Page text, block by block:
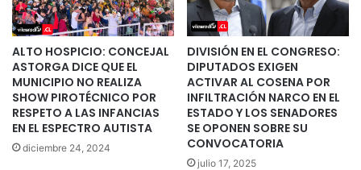
ALTO HOSPICIO: CONCEJAL
ASTORGA DICE QUE EL
MUNICIPIO NO REALIZA
SHOW PIROTÉCNICO POR
RESPETO A LAS INFANCIAS
EN EL ESPECTRO AUTISTA
diciembre 24, 2024
DIVISIÓN EN EL CONGRESO:
DIPUTADOS EXIGEN
ACTIVAR AL COSENA POR
INFILTRACIÓN NARCO EN EL
ESTADO Y LOS SENADORES
SE OPONEN SOBRE SU
CONVOCATORIA
julio 17, 2025